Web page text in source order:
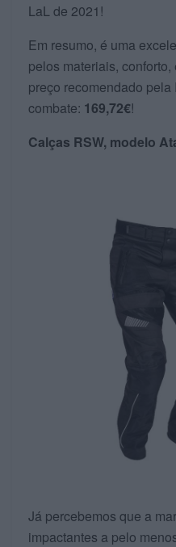
LaL de 2021!
Em resumo, é uma
pelos materiais,
preço recomendado
combate: 169,72€!
Calças RSW, modelo
Já percebemos que a
impactantes a pelo